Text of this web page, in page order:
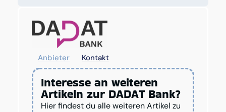
Anbieter Kontakt
Interesse an weiteren
Artikeln zur DADAT Bank?
Hier findest du alle weiteren Artikel zu